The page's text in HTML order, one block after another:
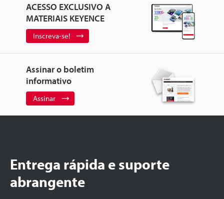
ACESSO EXCLUSIVO A
MATERIAIS KEYENCE
Inscreva-se!
Assinar o boletim
informativo
Assinar
Entrega rápida e suporte
abrangente